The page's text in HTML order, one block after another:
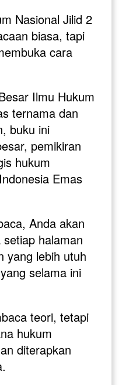
Nasional Jilid 2
biasa, tapi
cara
Ilmu Hukum
ternama dan
buku ini
pemikiran
hukum
Emas
Anda akan
halaman
yang lebih utuh
selama ini
teori, tetapi
hukum
diterapkan